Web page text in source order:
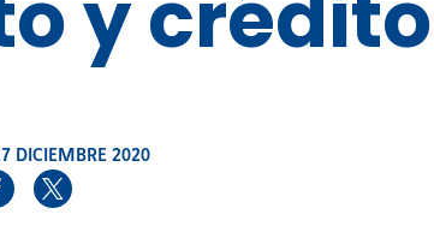
DICIEMBRE 2020